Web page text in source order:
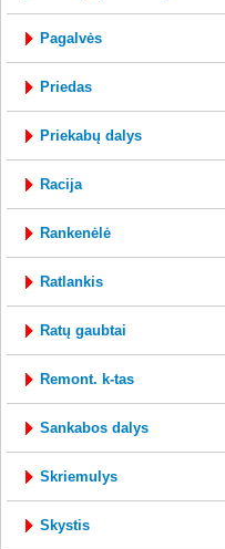
pagalvės
priedas
priekabų dalys
racija
rankenėlė
ratlankis
ratų gaubtai
remont. k-tas
sankabos dalys
skriemulys
skystis